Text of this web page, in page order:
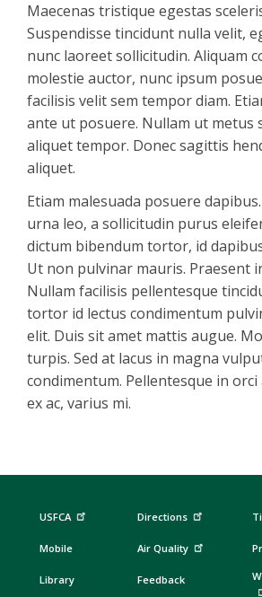
Maecenas tristique egestas
Suspendisse tincidunt nulla velit,
nunc laoreet sollicitudin. Aliquam
molestie auctor, nunc ipsum
facilisis velit sem tempor diam.
ante ut posuere. Nullam ut metus
aliquet tempor. Donec sagittis
aliquet.
Etiam malesuada posuere
urna leo, a sollicitudin purus
dictum bibendum tortor, id
Ut non pulvinar mauris. Praesent
Nullam facilisis pellentesque
tortor id lectus condimentum
elit. Duis sit amet mattis augue.
turpis. Sed at lacus in magna
condimentum. Pellentesque in
ex ac, varius mi.
USFCA
Mobile
Library
Directions
Air Quality
Feedback